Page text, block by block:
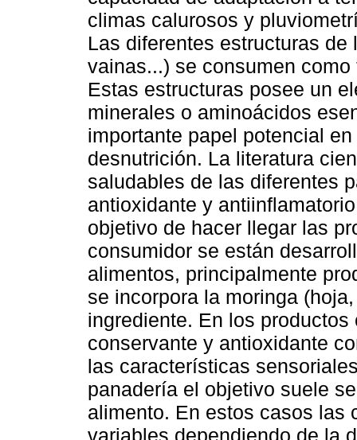
climas calurosos y
Las diferentes estructuras
vainas...) se consumen
Estas estructuras posee un
minerales o aminoácidos
importante papel potencial
desnutrición. La literatura
saludables de las diferentes
antioxidante y
objetivo de hacer llegar las
consumidor se están
alimentos, principalmente
se incorpora la moringa
ingrediente. En los
conservante y antioxidante
las características
panadería el objetivo suele
alimento. En estos casos las
variables dependiendo de la